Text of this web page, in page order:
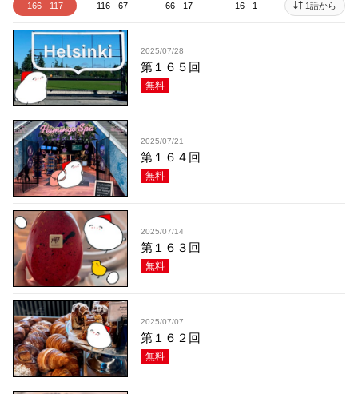
166 - 117 116 - 67 66 - 17 16 - 1 1話から
2025/07/28
第１６５回
無料
2025/07/21
第１６４回
無料
2025/07/14
第１６３回
無料
2025/07/07
第１６２回
無料